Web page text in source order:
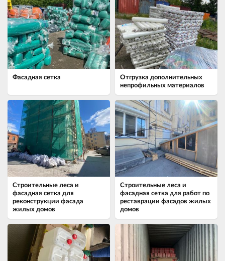
Фасадная сетка
Отгрузка дополнительных
непрофильных материалов
Строительные леса и
фасадная сетка для
реконструкции фасада
жилых домов
Строительные леса и
фасадная сетка для работ по
реставрации фасадов жилых
домов